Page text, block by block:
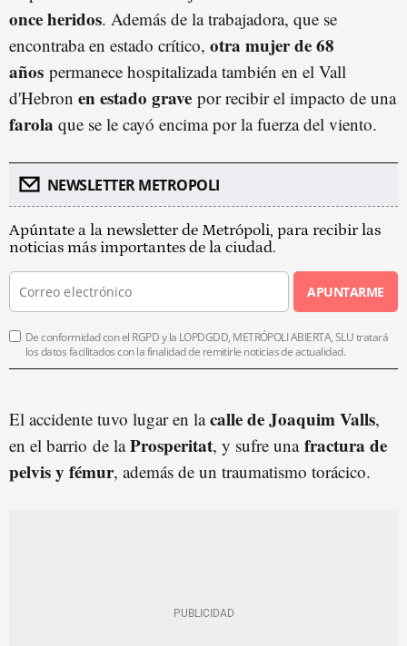
once heridos. Además de la trabajadora, que se
encontraba en estado crítico, otra mujer de 68
años permanece hospitalizada también en el Vall
d'Hebron en estado grave por recibir el impacto de una
farola que se le cayó encima por la fuerza del viento.
NEWSLETTER METROPOLI
Apúntate a la newsletter de Metrópoli, para recibir las
noticias más importantes de la ciudad.
APUNTARME
De conformidad con el RGPD y la LOPDGDD, METRÓPOLI ABIERTA, SLU tratará
los datos facilitados con la finalidad de remitirle noticias de actualidad.
El accidente tuvo lugar en lacalle de Joaquim Valls,
en el barrio de laProsperitat, y sufre unafractura de
pelvis y fémur, además de un traumatismo torácico.